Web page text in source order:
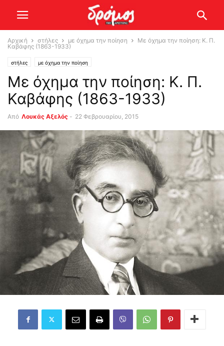
Αρχική στήλες με όχημα την ποίηση
Με όχημα την ποίηση: Κ. Π.
Καβάφης (1863-1933)
στήλες με όχημα την ποίηση
Με όχημα την ποίηση: Κ. Π.
Καβάφης (1863-1933)
Από Λουκάς Αξελός - 22 Φεβρουαρίου, 2015